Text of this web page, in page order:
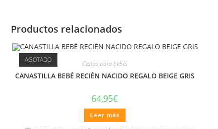
Productos relacionados
AGOTADO Cestas para bebés
CANASTILLA BEBÉ RECIÉN NACIDO REGALO BEIGE GRIS
64,95€
Leer más